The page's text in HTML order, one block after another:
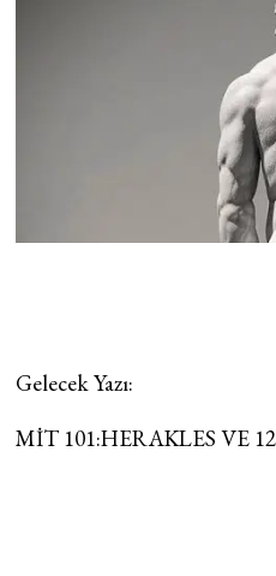
Gelecek Yazı:
MİT 101:HERAKLES VE